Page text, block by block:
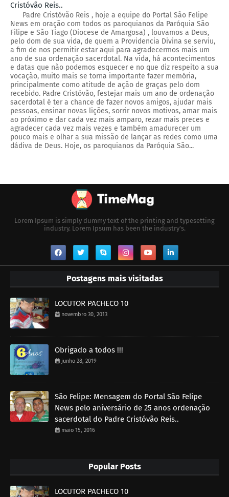
Cristóvão Reis..
Padre Cristóvão Reis , hoje a equipe do Portal São Felipe
News em oração com todos os paroquianos da Paróquia São
Filipe e São Tiago (Diocese de Amargosa) , louvamos a Deus,
pelo dom de sua vida, de quem a Providencia Divina se serviu,
a fim de nos permitir estar aqui para agradecermos mais um
ano de sua ordenação sacerdotal. Na vida, há acontecimentos
e datas que não podemos esquecer e no que diz respeito a sua
vocação, muito mais se torna importante fazer memória,
principalmente como atitude de ação de graças pelo dom
recebido. Padre Cristóvão, festejar mais um ano de ordenação
sacerdotal é ter a chance de fazer novos amigos, ajudar mais
pessoas, ensinar novas lições, sorrir novos motivos, amar mais
ao próximo e dar cada vez mais amparo, rezar mais preces e
agradecer cada vez mais vezes e também amadurecer um
pouco mais e olhar a sua missão de lançar as redes como uma
dádiva de Deus. Hoje, os paroquianos da Paróquia São...
Lorem Ipsum is simply dummy text of the printing and typesetting
industry. Lorem Ipsum has been the industry's.
Postagens mais visitadas
LOCUTOR PACHECO 10
novembro 30, 2013
Obrigado a todos !!!
junho 28, 2019
São Felipe: Mensagem do Portal São Felipe
News pelo aniversário de 25 anos ordenação
sacerdotal do Padre Cristóvão Reis..
maio 15, 2016
Popular Posts
LOCUTOR PACHECO 10